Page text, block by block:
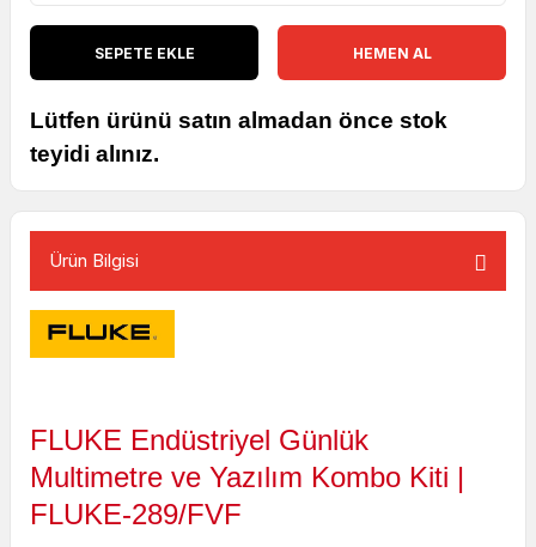
SEPETE EKLE HEMEN AL
Lütfen ürünü satın almadan önce stok
teyidi alınız.
Ürün Bilgisi
FLUKE Endüstriyel Günlük
Multimetre ve Yazılım Kombo Kiti |
FLUKE-289/FVF